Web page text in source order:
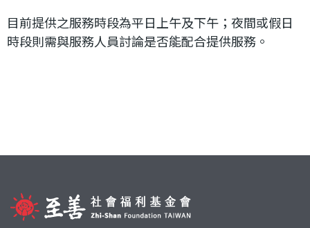
福
金
會
目前提供之服務時段為平日上午及下午；夜間或假日
時段則需與服務人員討論是否能配合提供服務。